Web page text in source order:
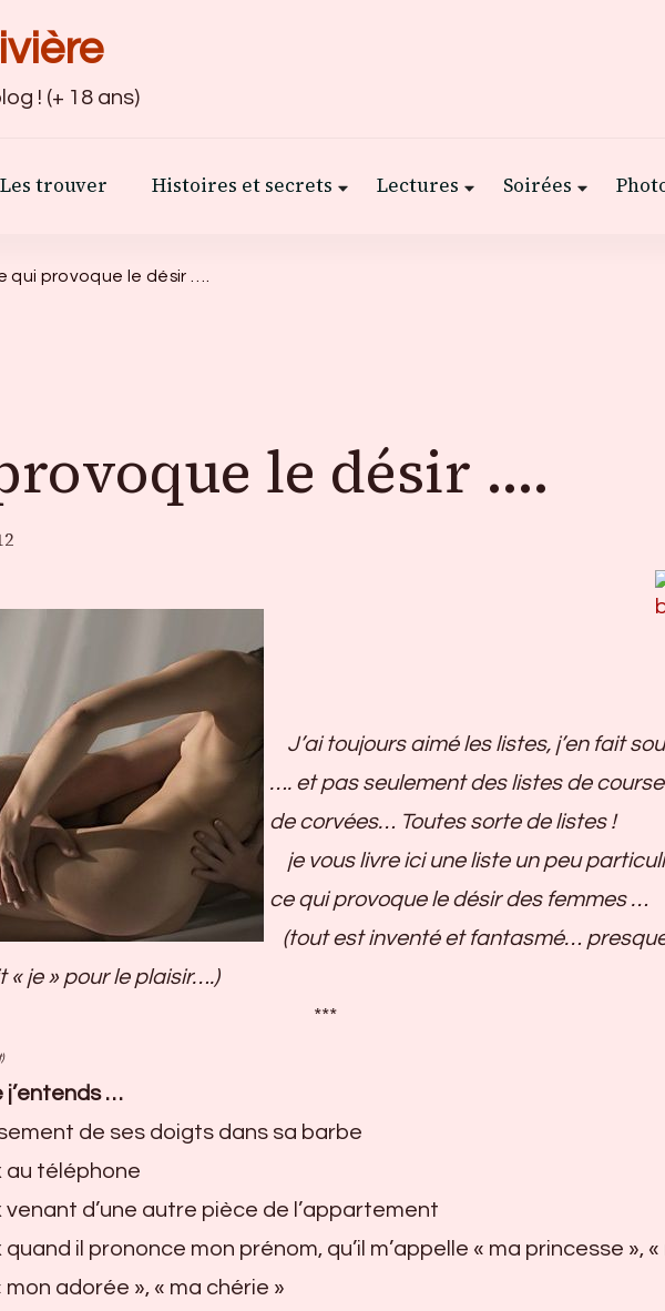
! (+ 18 ans)
Les trouver Histoires et secrets Lectures Soirées
qui provoque le désir ….
le désir ….
J’ai toujours aimé les listes, j’en fait
…. et pas seulement des listes de
de corvées… Toutes sorte de listes !
je vous livre ici une liste un peu
ce qui provoque le désir des femmes …
(tout est inventé et fantasmé…
« je » pour le plaisir….)
***
j’entends …
de ses doigts dans sa barbe
au téléphone
venant d’une autre pièce de l’appartement
quand il prononce mon prénom, qu’il m’appelle « ma princesse », «
mon adorée », « ma chérie »